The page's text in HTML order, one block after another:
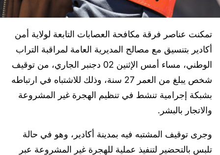
تمكنت عناصر فرقة مكافحة العصابات التابعة لولاية أمن
أكادير بتنسيق مع مصالح المديرية العامة لمراقبة التراب
الوطني، مساء أمس الإثنين 02 دجنبر الجاري، من توقيف
شخص يبلغ من العمر 27 سنة، وذلك للاشتباه في ارتباطه
بشبكة إجرامية تنشط في تنظيم الهجرة غير المشروعة
والاتجار بالبشر.
وجرى توقيف المشتبه فيه بمدينة أكادير، وهو في حالة
تلبس بالتحضير لتنفيذ عملية للهجرة غير المشروعة عبر